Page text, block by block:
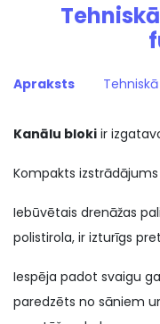
Apraksts
Kanālu bloki ir
Kompakts
Iebūvētais drenāžas
polistirola, ir izturīgs
Iespēja padot svaigu
paredzēts no sāniem